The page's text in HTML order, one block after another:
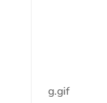
g.gif